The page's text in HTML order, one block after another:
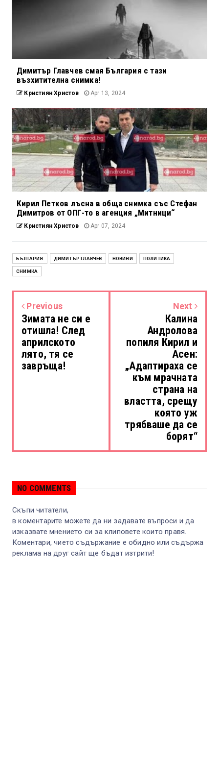
Димитър Главчев смая България с тази
възхитителна снимка!
Кристиян Христов Apr 13, 2024
Кирил Петков лъсна в обща снимка със Стефан
Димитров от ОПГ-то в агенция „Митници“
Кристиян Христов Apr 07, 2024
БЪЛГАРИЯ ДИМИТЪР ГЛАВЧЕВ НОВИНИ ПОЛИТИКА
СНИМКА
Previous
Зимата не си е
отишла! След
априлското
лято, тя се
завръща!
Next
Калина
Андролова
попиля Кирил и
Асен:
„Адаптираха се
към мрачната
страна на
властта, срещу
която уж
трябваше да се
борят“
NO COMMENTS
Скъпи читатели,
в коментарите можете да ни задавате въпроси и да
изказвате мнението си за клиповете които правя.
Коментари, чието съдържание е обидно или съдържа
реклама на друг сайт ще бъдат изтрити!